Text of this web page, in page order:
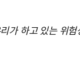
가 하고 있는 위